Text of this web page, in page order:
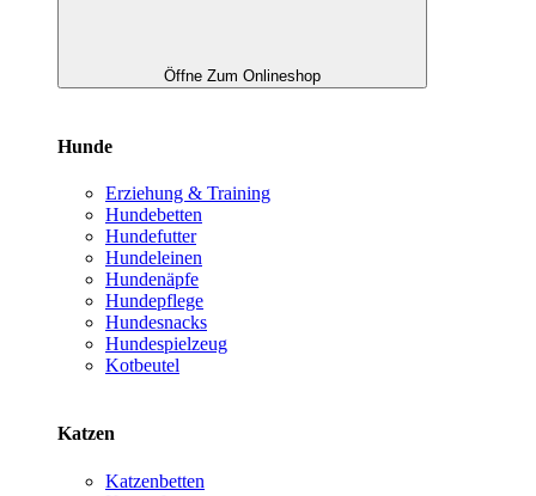
Öffne Zum Onlineshop
Hunde
Erziehung & Training
Hundebetten
Hundefutter
Hundeleinen
Hundenäpfe
Hundepflege
Hundesnacks
Hundespielzeug
Kotbeutel
Katzen
Katzenbetten